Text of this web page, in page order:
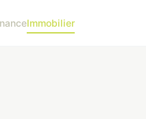
Immobilier